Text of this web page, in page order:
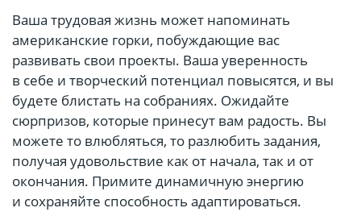
Ваша трудовая жизнь может напоминать
американские горки, побуждающие вас
развивать свои проекты. Ваша уверенность
в себе и творческий потенциал повысятся, и вы
будете блистать на собраниях. Ожидайте
сюрпризов, которые принесут вам радость. Вы
можете то влюбляться, то разлюбить задания,
получая удовольствие как от начала, так и от
окончания. Примите динамичную энергию
и сохраняйте способность адаптироваться.